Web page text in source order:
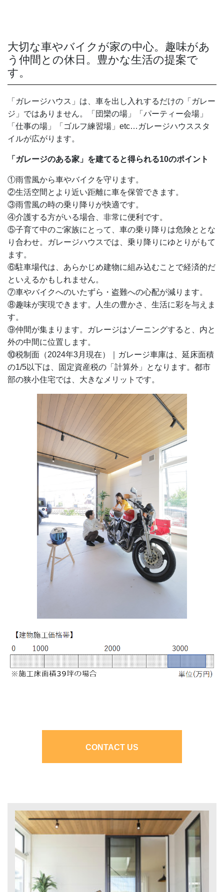
大切な車やバイクが家の中心。趣味があ
う仲間との休日。豊かな生活の提案で
す。
「ガレージハウス」は、車を出し入れするだけの「ガレー
ジ」ではありません。「団欒の場」「パーティー会場」
「仕事の場」「ゴルフ練習場」etc…ガレージハウススタ
イルが広がります。
「ガレージのある家」を建てると得られる10のポイント
①雨雪風から車やバイクを守ります。
②生活空間とより近い距離に車を保管できます。
③雨雪風の時の乗り降りが快適です。
④介護する方がいる場合、非常に便利です。
⑤子育て中のご家族にとって、車の乗り降りは危険ととな
り合わせ。ガレージハウスでは、乗り降りにゆとりがもて
ます。
⑥駐車場代は、あらかじめ建物に組み込むことで経済的だ
といえるかもしれません。
⑦車やバイクへのいたずら・盗難への心配が減ります。
⑧趣味が実現できます。人生の豊かさ、生活に彩を与えま
す。
⑨仲間が集まります。ガレージはゾーニングすると、内と
外の中間に位置します。
⑩税制面（2024年3月現在）｜ガレージ車庫は、延床面積
の1/5以下は、固定資産税の「計算外」となります。都市
部の狭小住宅では、大きなメリットです。
CONTACT US